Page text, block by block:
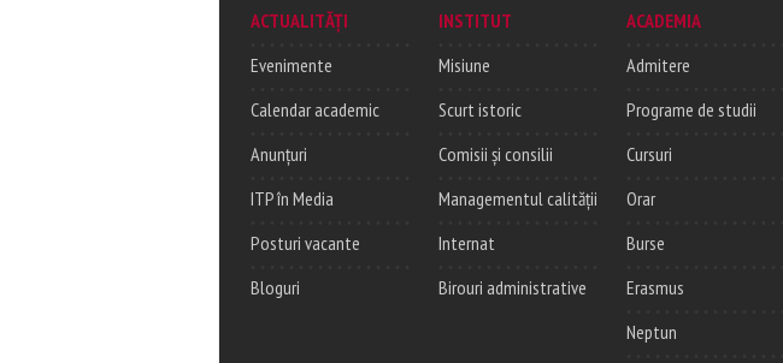
ACTUALITĂȚI
Evenimente
Calendar academic
Anunțuri
ITP în Media
Posturi vacante
Bloguri
INSTITUT
Misiune
Scurt istoric
Comisii și consilii
Managementul calității
Internat
Birouri administrative
ACADEMIA
Admitere
Programe de studii
Cursuri
Orar
Burse
Erasmus
Neptun